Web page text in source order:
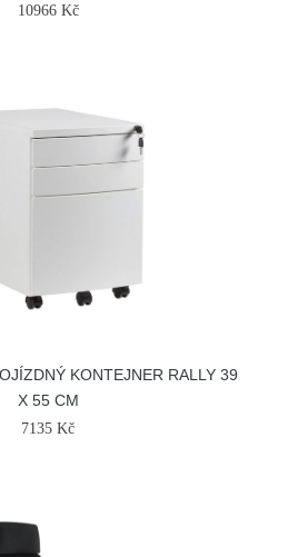
10966 Kč
KONTEJNER RALLY 39
X 55 CM
7135 Kč